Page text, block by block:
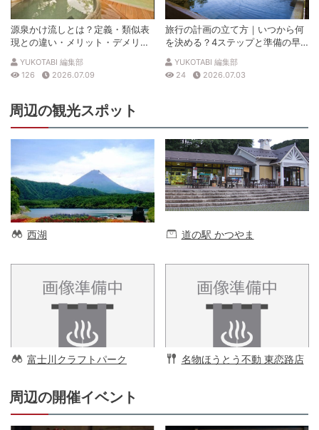
源泉かけ流しとは？定義・類似表
現との違い・メリット・デメリッ
トを解説
YUKOTABI 編集部
126
2026.07.09
旅行の計画の立て方｜いつから何
を決める？4ステップと準備の早
見表
YUKOTABI 編集部
24
2026.07.03
周辺の観光スポット
西湖 道の駅 かつやま
富士川クラフトパーク 名物ほうとう不動 東恋路店
周辺の開催イベント